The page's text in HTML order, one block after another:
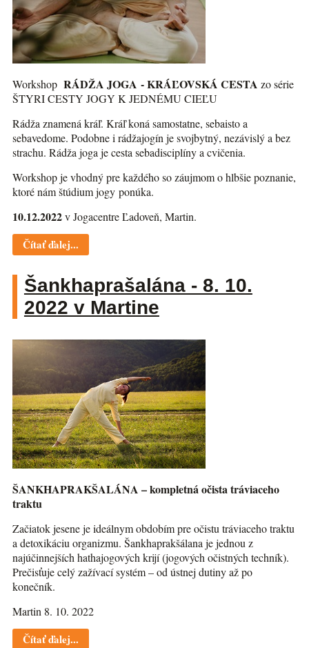
Workshop RÁDŽA JOGA - KRÁĽOVSKÁ CESTA zo série
ŠTYRI CESTY JOGY K JEDNÉMU CIEĽU
Rádža znamená kráľ. Kráľ koná samostatne, sebaisto a
sebavedome. Podobne i rádžajogín je svojbytný, nezávislý a bez
strachu. Rádža joga je cesta sebadisciplíny a cvičenia.
Workshop je vhodný pre každého so záujmom o hlbšie poznanie,
ktoré nám štúdium jogy ponúka.
10.12.2022v Jogacentre Ľadoveň, Martin.
Čítať ďalej...
Šankhaprašalána - 8. 10.
2022 v Martine
ŠANKHAPRAKŠALÁNA – kompletná očista tráviaceho
traktu
Začiatok jesene je ideálnym obdobím pre očistu tráviaceho traktu
a detoxikáciu organizmu. Šankhaprakšálana je jednou z
najúčinnejších hathajogových krijí (jogových očistných techník).
Prečisťuje celý zažívací systém – od ústnej dutiny až po
konečník.
Martin 8. 10. 2022
Čítať ďalej...